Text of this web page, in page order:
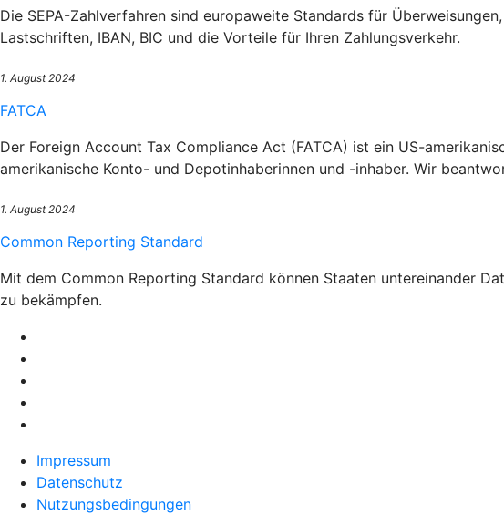
Die SEPA-Zahlverfahren sind europaweite Standards für
Lastschriften, IBAN, BIC und die Vorteile für Ihren Zahlungsverkehr.
1. August 2024
FATCA
Der Foreign Account Tax Compliance Act (FATCA) ist ein US-
amerikanische Konto- und Depotinhaberinnen und -inhaber. Wir
1. August 2024
Common Reporting Standard
Mit dem Common Reporting Standard können Staaten untereinander
zu bekämpfen.
Impressum
Datenschutz
Nutzungsbedingungen